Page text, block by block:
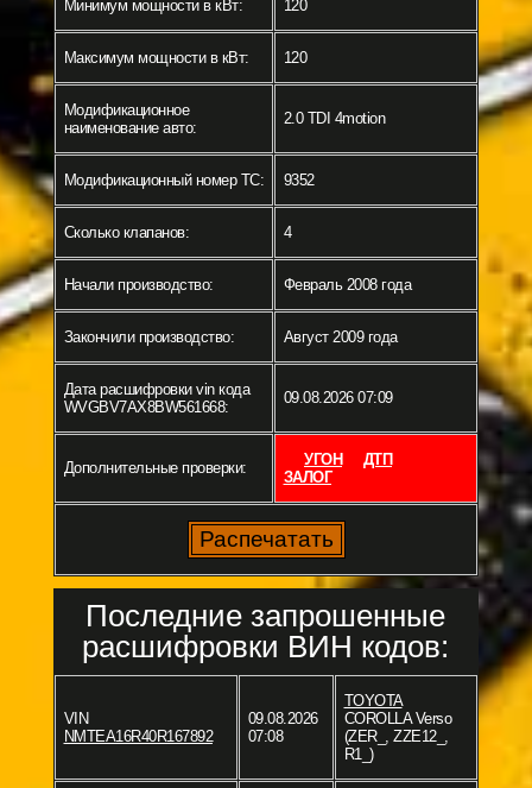
Минимум мощности в кВт: 120
Максимум мощности в кВт: 120
Модификационное
наименование авто:
2.0 TDI 4motion
Модификационный номер ТС: 9352
Сколько клапанов: 4
Начали производство: Февраль 2008 года
Закончили производство: Август 2009 года
Дата расшифровки vin кода
WVGBV7AX8BW561668:
09.08.2026 07:09
Дополнительные проверки: УГОН
ДТП
ЗАЛОГ
Последние запрошенные
расшифровки ВИН кодов:
VIN
NMTEA16R40R167892
09.08.2026
07:08
TOYOTA
COROLLA Verso
(ZER_, ZZE12_,
R1_)